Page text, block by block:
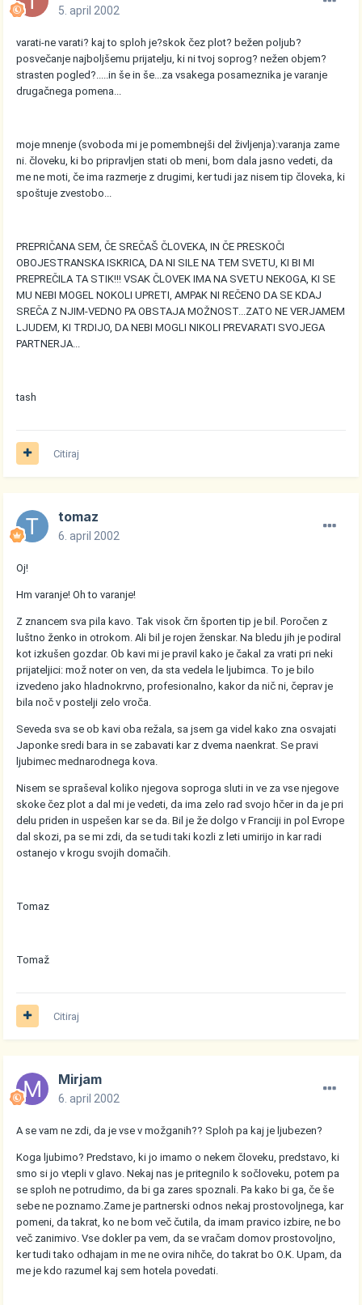
5. april 2002
varati-ne varati? kaj to sploh je?skok čez plot? bežen poljub?
posvečanje najboljšemu prijatelju, ki ni tvoj soprog? nežen objem?
strasten pogled?.....in še in še...za vsakega posameznika je varanje
drugačnega pomena...
moje mnenje (svoboda mi je pomembnejši del življenja):varanja zame
ni. človeku, ki bo pripravljen stati ob meni, bom dala jasno vedeti, da
me ne moti, če ima razmerje z drugimi, ker tudi jaz nisem tip človeka, ki
spoštuje zvestobo...
PREPRIČANA SEM, ČE SREČAŠ ČLOVEKA, IN ČE PRESKOČI
OBOJESTRANSKA ISKRICA, DA NI SILE NA TEM SVETU, KI BI MI
PREPREČILA TA STIK!!! VSAK ČLOVEK IMA NA SVETU NEKOGA, KI SE
MU NEBI MOGEL NOKOLI UPRETI, AMPAK NI REČENO DA SE KDAJ
SREČA Z NJIM-VEDNO PA OBSTAJA MOŽNOST...ZATO NE VERJAMEM
LJUDEM, KI TRDIJO, DA NEBI MOGLI NIKOLI PREVARATI SVOJEGA
PARTNERJA...
tash
Citiraj
tomaz
6. april 2002
Oj!
Hm varanje! Oh to varanje!
Z znancem sva pila kavo. Tak visok črn športen tip je bil. Poročen z
luštno ženko in otrokom. Ali bil je rojen ženskar. Na bledu jih je podiral
kot izkušen gozdar. Ob kavi mi je pravil kako je čakal za vrati pri neki
prijateljici: mož noter on ven, da sta vedela le ljubimca. To je bilo
izvedeno jako hladnokrvno, profesionalno, kakor da nič ni, čeprav je
bila noč v postelji zelo vroča.
Seveda sva se ob kavi oba režala, sa jsem ga videl kako zna osvajati
Japonke sredi bara in se zabavati kar z dvema naenkrat. Se pravi
ljubimec mednarodnega kova.
Nisem se spraševal koliko njegova soproga sluti in ve za vse njegove
skoke čez plot a dal mi je vedeti, da ima zelo rad svojo hčer in da je pri
delu priden in uspešen kar se da. Bil je že dolgo v Franciji in pol Evrope
dal skozi, pa se mi zdi, da se tudi taki kozli z leti umirijo in kar radi
ostanejo v krogu svojih domačih.
Tomaz
Tomaž
Citiraj
Mirjam
6. april 2002
A se vam ne zdi, da je vse v možganih?? Sploh pa kaj je ljubezen?
Koga ljubimo? Predstavo, ki jo imamo o nekem človeku, predstavo, ki
smo si jo vtepli v glavo. Nekaj nas je pritegnilo k sočloveku, potem pa
se sploh ne potrudimo, da bi ga zares spoznali. Pa kako bi ga, če še
sebe ne poznamo.Zame je partnerski odnos nekaj prostovoljnega, kar
pomeni, da takrat, ko ne bom več čutila, da imam pravico izbire, ne bo
več zanimivo. Vse dokler pa vem, da se vračam domov prostovoljno,
ker tudi tako odhajam in me ne ovira nihče, do takrat bo O.K. Upam, da
me je kdo razumel kaj sem hotela povedati.